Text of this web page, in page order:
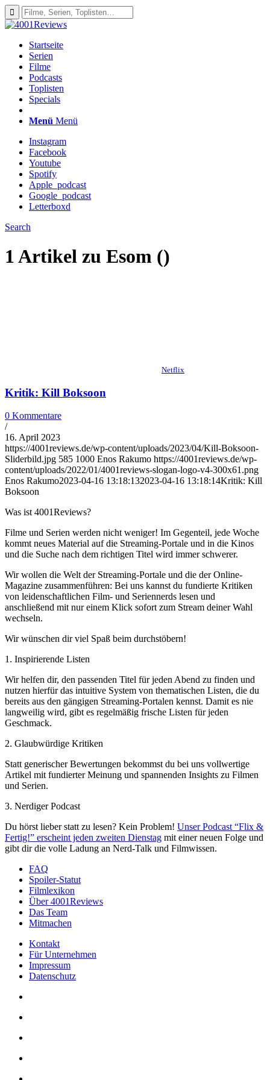
Startseite
Serien
Filme
Podcasts
Toplisten
Specials
Menü Menü
Instagram
Facebook
Youtube
Spotify
Apple_podcast
Google_podcast
Letterboxd
Search
1 Artikel zu Esom ()
Netflix
Kritik: Kill Boksoon
0 Kommentare
/
16. April 2023
https://4001reviews.de/wp-content/uploads/2023/04/Kill-Boksoon-
Sliderbild.jpg 585 1000 Enos Rakumo https://4001reviews.de/wp-
content/uploads/2022/01/4001reviews-slogan-logo-v4-300x61.png
Enos Rakumo2023-04-16 13:18:132023-04-16 13:18:14Kritik: Kill
Boksoon
Was ist 4001Reviews?
Filme und Serien werden nicht weniger! Im Gegenteil, jede Woche
kommt neues Material auf die Streaming-Portale und in die Kinos
und die Suche nach dem richtigen Titel wird immer schwerer.
Wir wollen die Welt der Streaming-Portale und die der Online-
Magazine zusammenführen: Bei uns kannst du fundierte Kritiken
von leidenschaftlichen Film- und Seriennerds lesen und
anschließend mit nur einem Klick sofort zum Stream deiner Wahl
wechseln.
Wir wünschen dir viel Spaß beim durchstöbern!
1. Inspirierende Listen
Wir helfen dir, den passenden Titel für jeden Abend zu finden und
nutzen hierfür das intuitive System von thematischen Listen, die du
bereits aus den gängigen Streaming-Portalen kennst. Damit es nie
langweilig wird, gibt es regelmäßig frische Listen für jeden
Geschmack.
2. Glaubwürdige Kritiken
Statt generischer Bewertungen bekommst du bei uns vollwertige
Artikel mit fundierter Meinung und spannenden Insights zu Filmen
und Serien.
3. Nerdiger Podcast
Du hörst lieber statt zu lesen? Kein Problem! Unser Podcast “Flix &
Fertig!” erscheint jeden zweiten Dienstag mit einer neuen Folge und
gibt dir die volle Ladung an Nerd-Talk und Filmwissen.
FAQ
Spoiler-Statut
Filmlexikon
Über 4001Reviews
Das Team
Mitmachen
Kontakt
Für Unternehmen
Impressum
Datenschutz